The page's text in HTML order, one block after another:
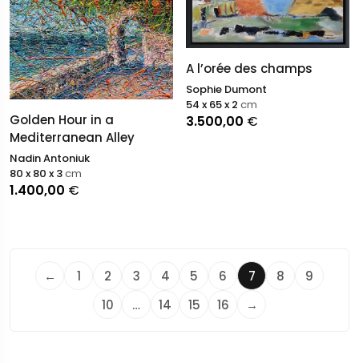
Golden Hour in a
Mediterranean Alley
Nadin Antoniuk
1.400,00 €
80 x 80 x 3cm
A l’orée des champs
Sophie Dumont
3.500,00 €
54 x 65 x 2 cm
← 1 2 3 4 5 6 7 8
9
10
… 14 15 16 →